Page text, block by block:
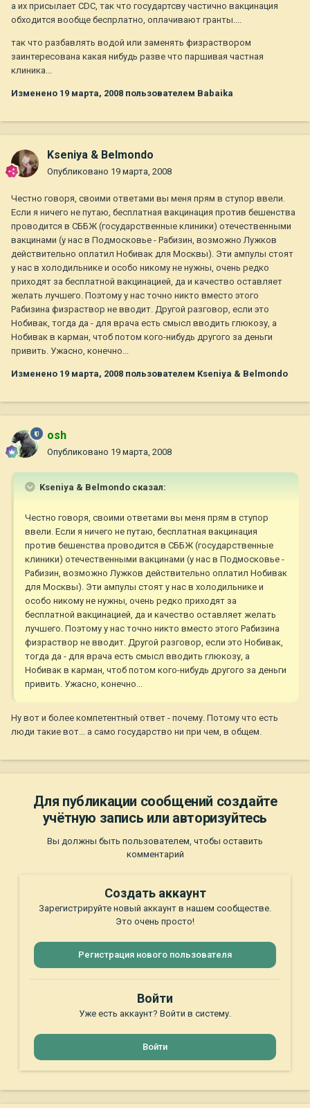
а их присылает CDC, так что государтсву частично вакцинация
обходится вообще беспрлатно, оплачивают гранты....
так что разбавлять водой или заменять физраствором
заинтересована какая нибудь разве что паршивая частная
клиника...
Изменено 19 марта, 2008 пользователем Babaika
Kseniya & Belmondo
Опубликовано 19 марта, 2008
Честно говоря, своими ответами вы меня прям в ступор ввели.
Если я ничего не путаю, бесплатная вакцинация против бешенства
проводится в СББЖ (государственные клиники) отечественными
вакцинами (у нас в Подмосковье - Рабизин, возможно Лужков
действительно оплатил Нобивак для Москвы). Эти ампулы стоят
у нас в холодильнике и особо никому не нужны, очень редко
приходят за бесплатной вакцинацией, да и качество оставляет
желать лучшего. Поэтому у нас точно никто вместо этого
Рабизина физраствор не вводит. Другой разговор, если это
Нобивак, тогда да - для врача есть смысл вводить глюкозу, а
Нобивак в карман, чтоб потом кого-нибудь другого за деньги
привить. Ужасно, конечно...
Изменено 19 марта, 2008 пользователем Kseniya & Belmondo
osh
Опубликовано 19 марта, 2008
Kseniya & Belmondo сказал:
Честно говоря, своими ответами вы меня прям в ступор
ввели. Если я ничего не путаю, бесплатная вакцинация
против бешенства проводится в СББЖ (государственные
клиники) отечественными вакцинами (у нас в Подмосковье -
Рабизин, возможно Лужков действительно оплатил Нобивак
для Москвы). Эти ампулы стоят у нас в холодильнике и
особо никому не нужны, очень редко приходят за
бесплатной вакцинацией, да и качество оставляет желать
лучшего. Поэтому у нас точно никто вместо этого Рабизина
физраствор не вводит. Другой разговор, если это Нобивак,
тогда да - для врача есть смысл вводить глюкозу, а
Нобивак в карман, чтоб потом кого-нибудь другого за деньги
привить. Ужасно, конечно...
Ну вот и более компетентный ответ - почему. Потому что есть
люди такие вот... а само государство ни при чем, в общем.
Для публикации сообщений создайте
учётную запись или авторизуйтесь
Вы должны быть пользователем, чтобы оставить
комментарий
Создать аккаунт
Зарегистрируйте новый аккаунт в нашем сообществе.
Это очень просто!
Регистрация нового пользователя
Войти
Уже есть аккаунт? Войти в систему.
Войти